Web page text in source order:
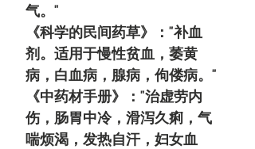
气。"
《科学的民间药草》："补血
剂。适用于慢性贫血，萎黄
病，白血病，腺病，佝偻病。"
《中药材手册》："治虚劳内
伤，肠胃中冷，滑泻久痢，气
喘烦渴，发热自汗，妇女血